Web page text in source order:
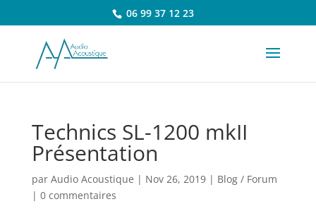
06 99 37 12 23
Technics SL-1200 mkII
Présentation
par Audio Acoustique | Nov 26, 2019| Blog / Forum
| 0 commentaires